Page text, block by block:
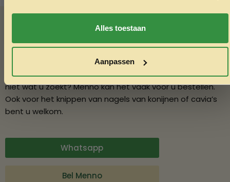
Alles toestaan
Aanpassen
Advies nodig?
Vraag het Menno
In onze winkel in Varsseveld helpt Menno u graag met
deskundig advies over diervoeding en verzorging. Vindt u
niet wat u zoekt? Menno kan het vaak voor u bestellen.
Ook voor het knippen van nagels van konijnen of cavia’s
bent u welkom.
Whatsapp
Bel Menno
Nee, ik wil geen korting